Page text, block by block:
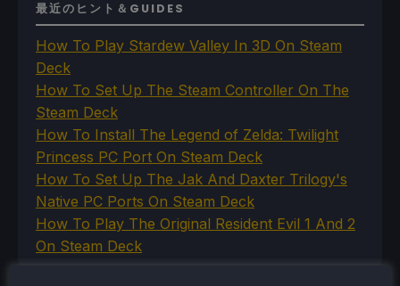
最近のヒント＆GUIDES
How To Play Stardew Valley In 3D On Steam
Deck
How To Set Up The Steam Controller On The
Steam Deck
How To Install The Legend of Zelda: Twilight
Princess PC Port On Steam Deck
How To Set Up The Jak And Daxter Trilogy's
Native PC Ports On Steam Deck
How To Play The Original Resident Evil 1 And 2
On Steam Deck